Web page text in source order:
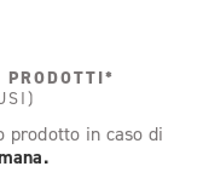
prodotto in caso di